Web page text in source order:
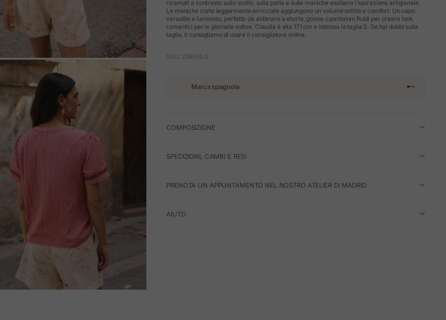
ricamati a contrasto sullo scollo, sulla patta e sulle maniche esaltano l’ispirazione artigianale.
Le maniche corte leggermente arricciate aggiungono un volume sottile e comfort. Un capo
versatile e luminoso, perfetto da abbinare a shorts, gonne o pantaloni fluidi per creare look
romantici per le giornate estive. Claudia è alta 171 cm e indossa la taglia S. Se hai dubbi sulla
taglia, ti consigliamo di usare il consigliatore online.
SKU: 209376.S
Marca spagnola Vai
Vai
Vai
Vai
COMPOSIZIONE
SPEDIZIONI, CAMBI E RESI
PRENOTA UN APPUNTAMENTO NEL NOSTRO ATELIER DI MADRID
AIUTO